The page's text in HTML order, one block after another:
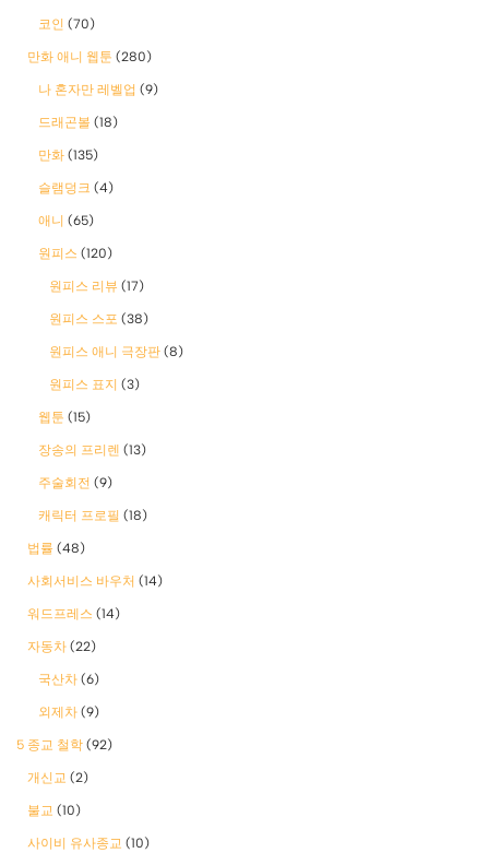
코인 (70)
만화 애니 웹툰 (280)
나 혼자만 레벨업 (9)
드래곤볼 (18)
만화 (135)
슬램덩크 (4)
애니 (65)
원피스 (120)
원피스 리뷰 (17)
원피스 스포 (38)
원피스 애니 극장판 (8)
원피스 표지 (3)
웹툰 (15)
장송의 프리렌 (13)
주술회전 (9)
캐릭터 프로필 (18)
법률 (48)
사회서비스 바우처 (14)
워드프레스 (14)
자동차 (22)
국산차 (6)
외제차 (9)
5 종교 철학 (92)
개신교 (2)
불교 (10)
사이비 유사종교 (10)